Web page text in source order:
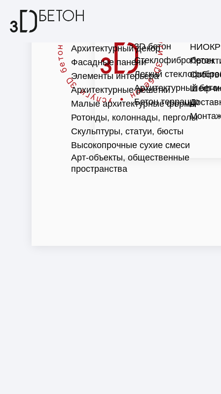
НИОКР
Шеф-
Архитектурный декор
Фасадные панели
Элементы интерьера
Архитектурные решетки
Малые архитектурные формы
Ротонды, колоннады, перголы
Скульптуры, статуи, бюсты
Высокопрочные сухие смеси
Арт-объекты, общественные
пространства
3D бетон
Стеклофибробетон
Легкий
Архитектурный
Бетон терраццо